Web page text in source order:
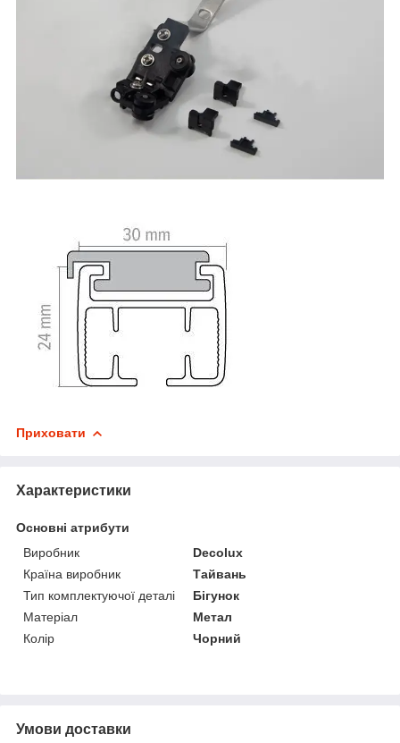
Приховати
Характеристики
Основні атрибути
Виробник
Decolux
Країна виробник
Тайвань
Тип комплектуючої деталі
Бігунок
Матеріал
Метал
Колір
Чорний
Умови доставки